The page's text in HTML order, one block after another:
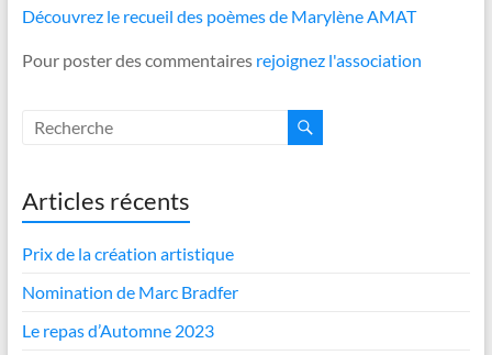
Découvrez le recueil des poèmes de Marylène AMAT
Pour poster des commentaires rejoignez l'association
Articles récents
Prix de la création artistique
Nomination de Marc Bradfer
Le repas d’Automne 2023